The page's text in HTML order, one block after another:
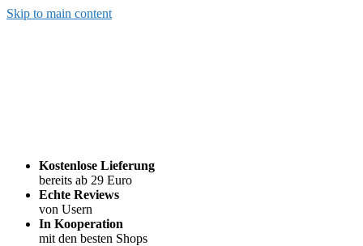
Skip to main content
Kostenlose Lieferung
bereits ab 29 Euro
Echte Reviews
von Usern
In Kooperation
mit den besten Shops